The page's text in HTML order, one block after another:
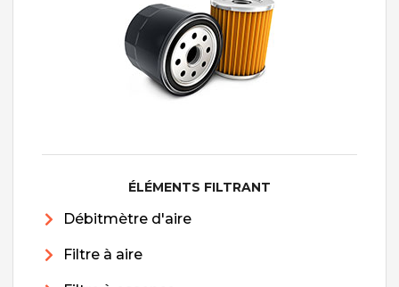
ÉLÉMENTS FILTRANT
Débitmètre d'aire
Filtre à aire